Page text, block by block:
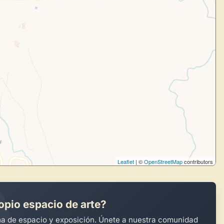
Leaflet | ©OpenStreetMapcontributors
espacio de arte?
de espacio y exposición. Únete a nuestra comunidad
tu arte.
Crea eventos y noticias
Explorar obras